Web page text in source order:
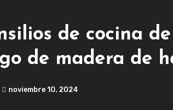
de cocina
de madera de
noviembre 10, 2024